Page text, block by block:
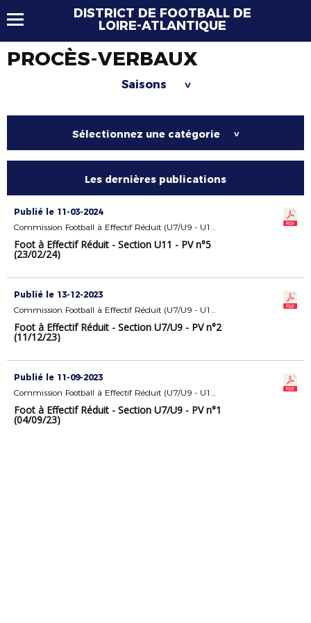
DISTRICT DE FOOTBALL DE
LOIRE-ATLANTIQUE
PROCÈS-VERBAUX
Saisons >
Sélectionnez une catégorie >
Les dernières publications
Publié le 11-03-2024
Commission Football à Effectif Réduit (U7/U9 - U11)
Foot à Effectif Réduit - Section U11 - PV n°5
(23/02/24)
Publié le 13-12-2023
Commission Football à Effectif Réduit (U7/U9 - U11)
Foot à Effectif Réduit - Section U7/U9 - PV n°2
(11/12/23)
Publié le 11-09-2023
Commission Football à Effectif Réduit (U7/U9 - U11)
Foot à Effectif Réduit - Section U7/U9 - PV n°1
(04/09/23)